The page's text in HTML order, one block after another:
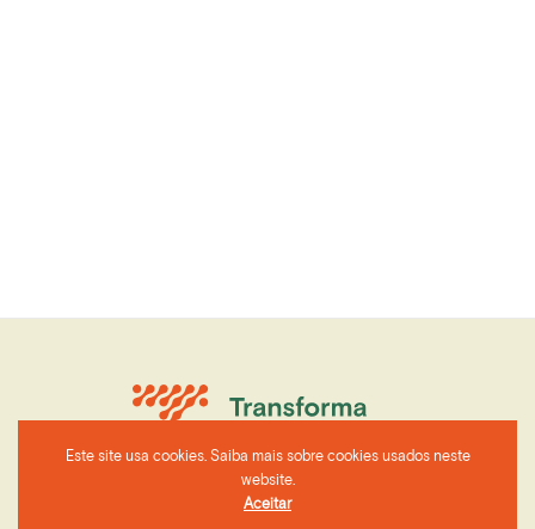
Este site usa cookies. Saiba mais sobre cookies usados neste
website.
Aceitar